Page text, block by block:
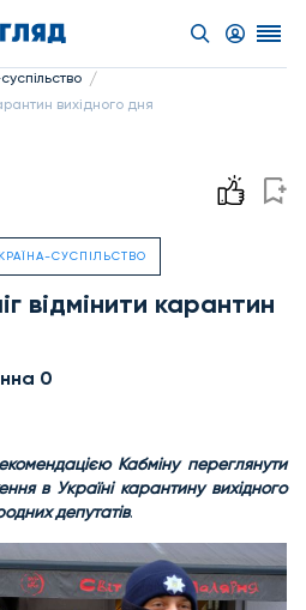
/
вихідного дня
СУСПІЛЬСТВО
відмінити карантин
0
Кабміну переглянути
в Україні карантину вихідного
депутатів.